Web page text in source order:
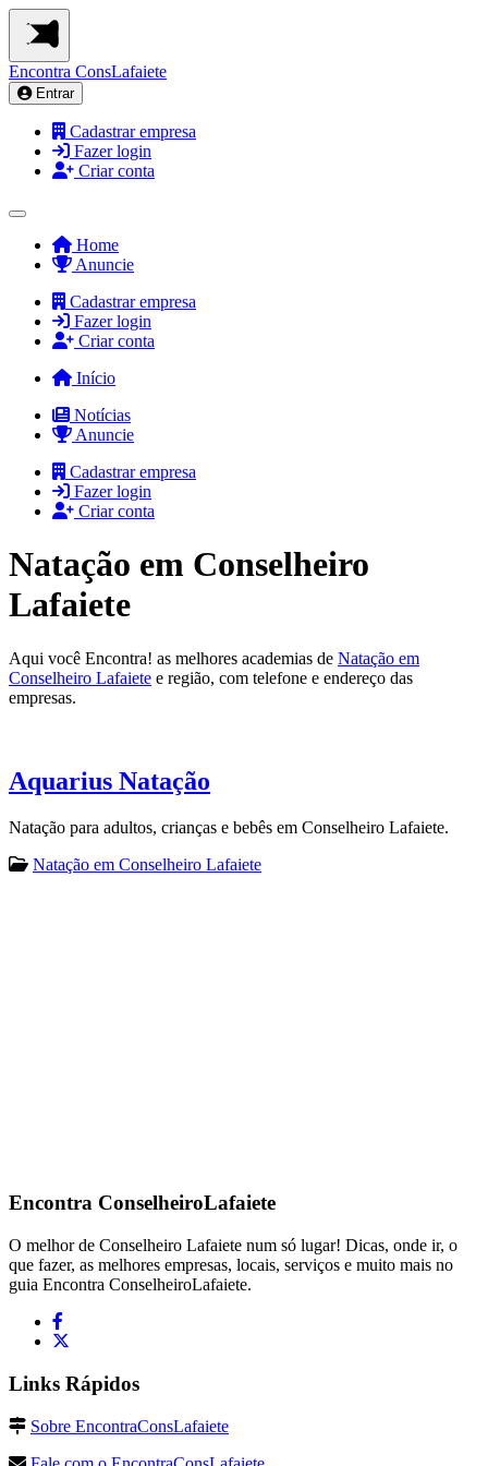
Encontra ConsLafaiete
Entrar
Cadastrar empresa
Fazer login
Criar conta
Home
Anuncie
Cadastrar empresa
Fazer login
Criar conta
Início
Notícias
Anuncie
Cadastrar empresa
Fazer login
Criar conta
Natação em Conselheiro
Lafaiete
Aqui você Encontra! as melhores academias de Natação em
Conselheiro Lafaiete e região, com telefone e endereço das
empresas.
Aquarius Natação
Natação para adultos, crianças e bebês em Conselheiro Lafaiete.
Natação em Conselheiro Lafaiete
Encontra ConselheiroLafaiete
O melhor de Conselheiro Lafaiete num só lugar! Dicas, onde ir, o
que fazer, as melhores empresas, locais, serviços e muito mais no
guia Encontra ConselheiroLafaiete.
Links Rápidos
Sobre EncontraConsLafaiete